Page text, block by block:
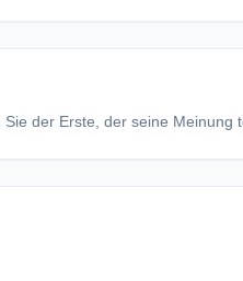
der Erste, der seine Meinung